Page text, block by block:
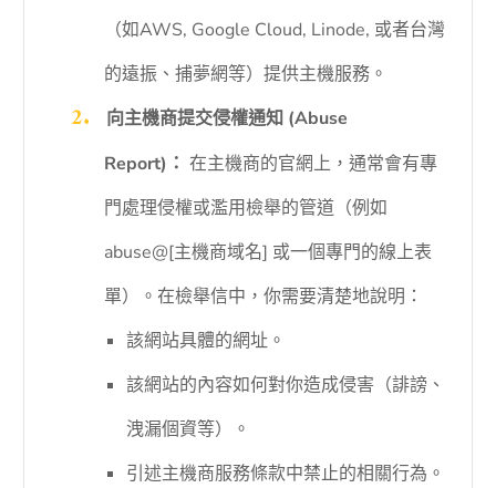
（如AWS, Google Cloud, Linode, 或者台灣
的遠振、捕夢網等）提供主機服務。
向主機商提交侵權通知 (Abuse
Report)： 在主機商的官網上，通常會有專
門處理侵權或濫用檢舉的管道（例如
abuse@[主機商域名] 或一個專門的線上表
單）。在檢舉信中，你需要清楚地說明：
該網站具體的網址。
該網站的內容如何對你造成侵害（誹謗、
洩漏個資等）。
引述主機商服務條款中禁止的相關行為。